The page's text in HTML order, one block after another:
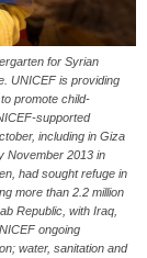
for Syrian
UNICEF is providing
promote child-
supported
including in Giza
November 2013 in
had sought refuge in
more than 2.2 million
Republic, with Iraq,
ongoing
water, sanitation and